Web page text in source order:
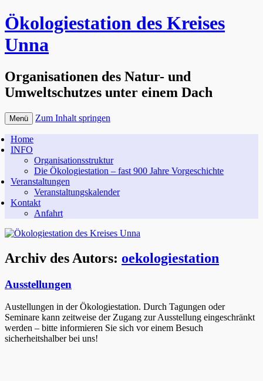
Ökologiestation des Kreises
Unna
Organisationen des Natur- und
Umweltschutzes unter einem Dach
Menü Zum Inhalt springen
Home
INFO
Organisationsstruktur
Die Ökologiestation – fast 900 Jahre Vorgeschichte
Veranstaltungen
Veranstaltungskalender
Kontakt
Anfahrt
Archiv des Autors: oekologiestation
Ausstellungen
Austellungen in der Ökologiestation. Durch Tagungen oder
Seminare kann zeitweise der Zugang zur Ausstellung eingeschränkt
werden – bitte informieren Sie sich vor einem Besuch
sicherheitshalber bei uns!